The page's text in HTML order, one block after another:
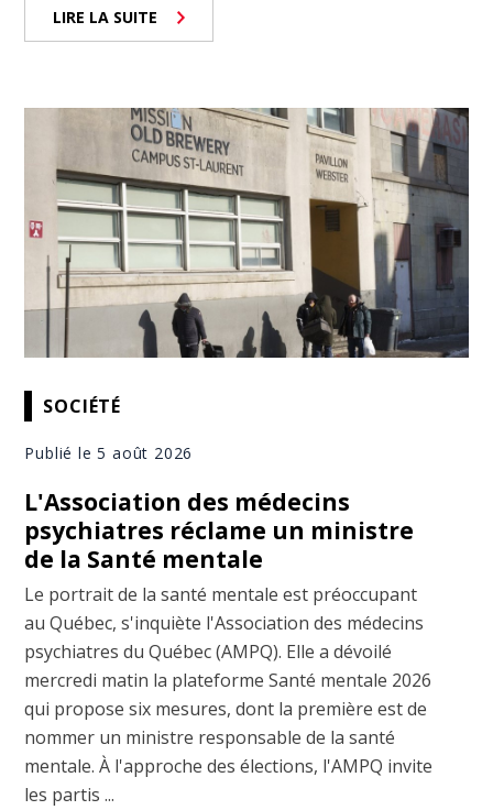
LIRE LA SUITE
SOCIÉTÉ
Publié le 5 août 2026
L'Association des médecins
psychiatres réclame un ministre
de la Santé mentale
Le portrait de la santé mentale est préoccupant
au Québec, s'inquiète l'Association des médecins
psychiatres du Québec (AMPQ). Elle a dévoilé
mercredi matin la plateforme Santé mentale 2026
qui propose six mesures, dont la première est de
nommer un ministre responsable de la santé
mentale. À l'approche des élections, l'AMPQ invite
les partis ...